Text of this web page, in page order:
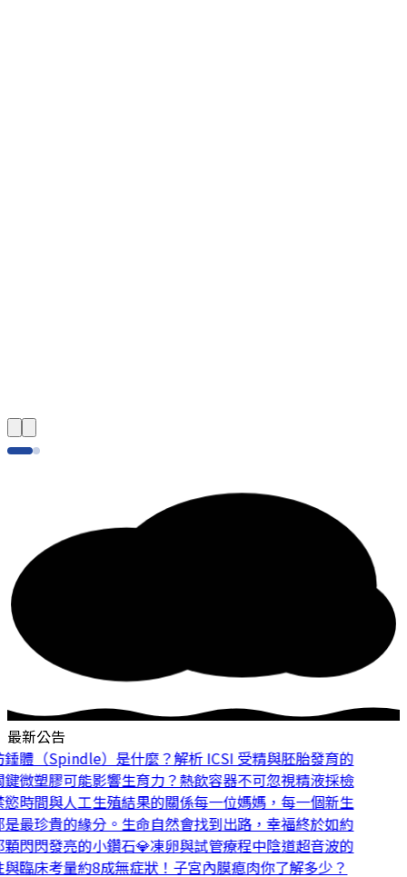
最新公告
體（Spindle）是什麼？解析 ICSI 受精與胚胎發育的
微塑膠可能影響生育力？熱飲容器不可忽視精液採檢
時間與人工生殖結果的關係每一位媽媽，每一個新生
最珍貴的緣分。 生命自然會找到出路，幸福終於如約
閃閃發亮的小鑽石💎凍卵與試管療程中陰道超音波的
臨床考量約8成無症狀！子宮內膜瘜肉你了解多少？